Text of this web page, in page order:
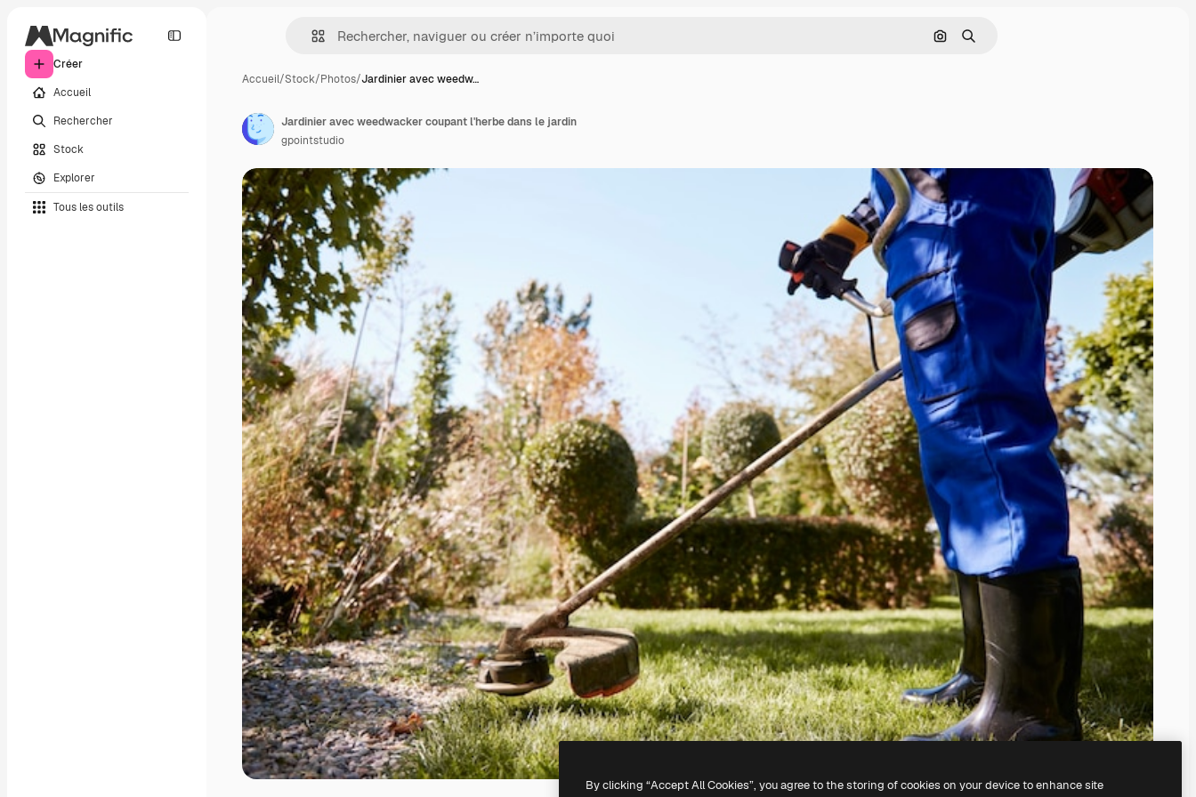
Créer
Accueil
Rechercher
Stock
Explorer
Tous les outils
Rechercher par image
Rechercher
Accueil/Stock/Photos/Jardinier avec weedw…
Jardinier avec weedwacker coupant l'herbe dans le jardin
gpointstudio
By clicking “Accept All Cookies”, you agree to the storing of cookies on your device to enhance site